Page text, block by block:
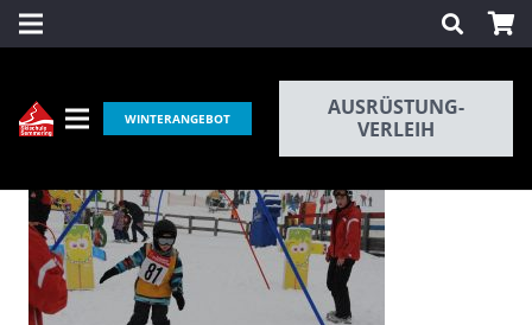
WINTERANGEBOT
AUSRÜSTUNG-
VERLEIH